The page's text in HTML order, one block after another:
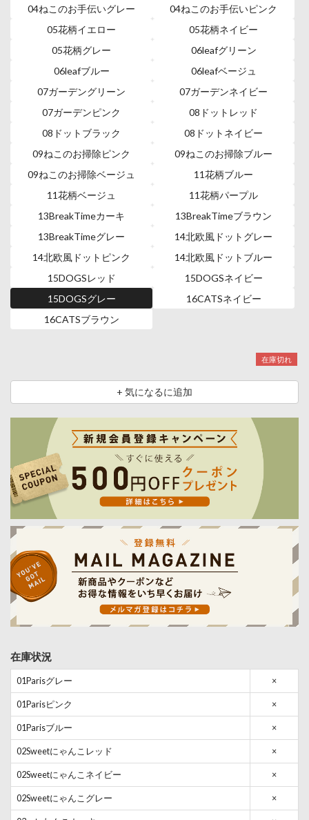
04ねこのお手伝いグレー
04ねこのお手伝いピンク
05花柄イエロー
05花柄ネイビー
05花柄グレー
06leafグリーン
06leafブルー
06leafベージュ
07ガーデングリーン
07ガーデンネイビー
07ガーデンピンク
08ドットレッド
08ドットブラック
08ドットネイビー
09ねこのお掃除ピンク
09ねこのお掃除ブルー
09ねこのお掃除ベージュ
11花柄ブルー
11花柄ベージュ
11花柄パープル
13BreakTimeカーキ
13BreakTimeブラウン
13BreakTimeグレー
14北欧風ドットグレー
14北欧風ドットピンク
14北欧風ドットブルー
15DOGSレッド
15DOGSネイビー
15DOGSグレー
16CATSネイビー
16CATSブラウン
在庫切れ
+ 気になるに追加
在庫状況
01Parisグレー ×
01Parisピンク ×
01Parisブルー ×
02Sweetにゃんこレッド ×
02Sweetにゃんこネイビー ×
02Sweetにゃんこグレー ×